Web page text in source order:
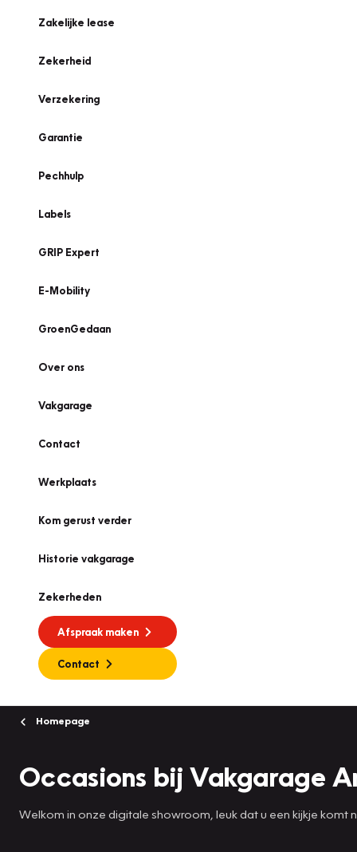
Zakelijke lease
Zekerheid
Verzekering
Garantie
Pechhulp
Labels
GRIP Expert
E-Mobility
GroenGedaan
Over ons
Vakgarage
Contact
Werkplaats
Kom gerust verder
Historie vakgarage
Zekerheden
Afspraak maken
Contact
Homepage
Occasions bij Vakgarage
Welkom in onze digitale showroom, leuk dat u een kijkje komt